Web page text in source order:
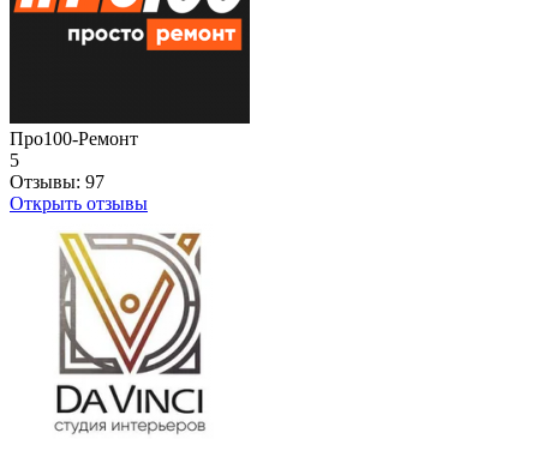
Про100-Ремонт
5
Отзывы: 97
Открыть отзывы